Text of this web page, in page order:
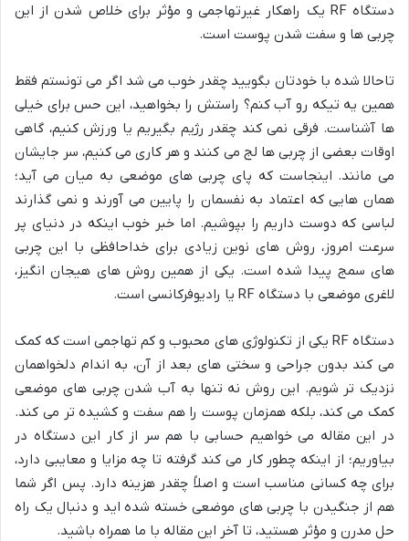
دستگاه RF یک راهکار غیرتهاجمی و مؤثر برای خلاص شدن از این
چربی ها و سفت شدن پوست است.
تاحالا شده با خودتان بگویید چقدر خوب می شد اگر می تونستم فقط
همین یه تیکه رو آب کنم؟ راستش را بخواهید، این حس برای خیلی
ها آشناست. فرقی نمی کند چقدر رژیم بگیریم یا ورزش کنیم، گاهی
اوقات بعضی از چربی ها لج می کنند و هر کاری می کنیم، سر جایشان
می مانند. اینجاست که پای چربی های موضعی به میان می آید؛
همان هایی که اعتماد به نفسمان را پایین می آورند و نمی گذارند
لباسی که دوست داریم را بپوشیم. اما خبر خوب اینکه در دنیای پر
سرعت امروز، روش های نوین زیادی برای خداحافظی با این چربی
های سمج پیدا شده است. یکی از همین روش های هیجان انگیز،
لاغری موضعی با دستگاه RF یا رادیوفرکانسی است.
دستگاه RF یکی از تکنولوژی های محبوب و کم تهاجمی است که کمک
می کند بدون جراحی و سختی های بعد از آن، به اندام دلخواهمان
نزدیک تر شویم. این روش نه تنها به آب شدن چربی های موضعی
کمک می کند، بلکه همزمان پوست را هم سفت و کشیده تر می کند.
در این مقاله می خواهیم حسابی با هم سر از کار این دستگاه در
بیاوریم؛ از اینکه چطور کار می کند گرفته تا چه مزایا و معایبی دارد،
برای چه کسانی مناسب است و اصلاً چقدر هزینه دارد. پس اگر شما
هم از جنگیدن با چربی های موضعی خسته شده اید و دنبال یک راه
حل مدرن و مؤثر هستید، تا آخر این مقاله با ما همراه باشید.